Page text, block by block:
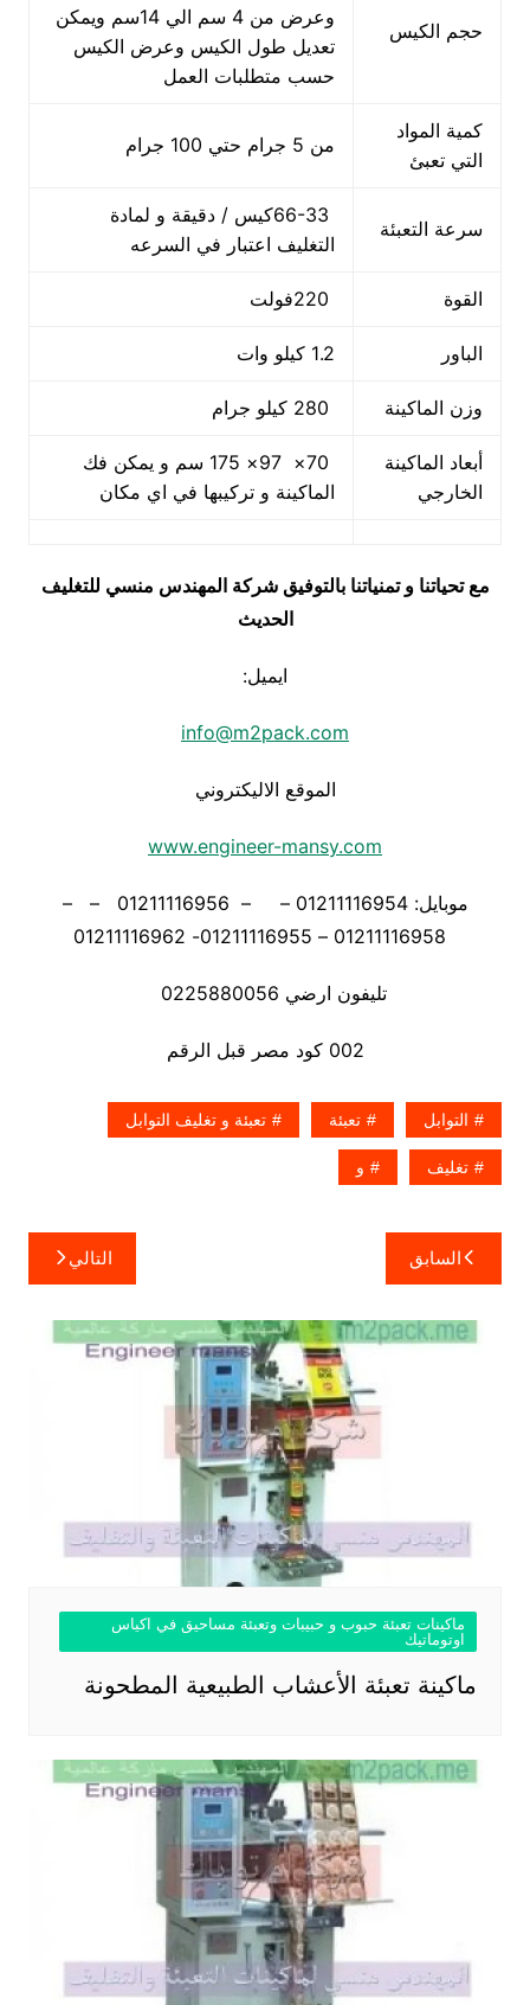
حجم الكيس
وعرض من 4 سم الي 14سم ويمكن
تعديل طول الكيس وعرض الكيس
حسب متطلبات العمل
كمية المواد
التي تعبئ
من 5 جرام حتي 100 جرام
سرعة التعبئة
66-33كيس / دقيقة و لمادة
التغليف اعتبار في السرعه
القوة
الباور 1.2 كيلو وات
وزن الماكينة
أبعاد الماكينة
الخارجي
70× 97× 175 سم و يمكن فك
الماكينة و تركيبها في اي مكان
مع تحياتنا و تمنياتنا بالتوفيق شركة المهندس منسي للتغليف
الحديث
ايميل:
info@m2pack.com
الموقع الاليكتروني
www.engineer-mansy.com
موبايل: 01211116954 – – 01211116956 – –
تليفون ارضي 0225880056
002 كود مصر قبل الرقم
التوابل تعبئة تعبئة و تغليف التوابل
تغليف و
تصفّح
المقالات
السابق التالي
ماكينات تعبئة حبوب و حبيبات وتعبئة مساحيق في اكياس
اوتوماتيك
ماكينة تعبئة الأعشاب الطبيعية المطحونة